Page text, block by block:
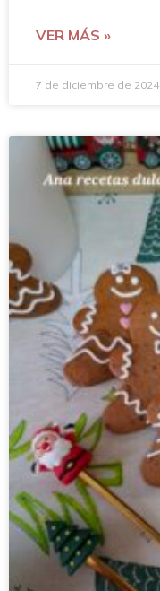
VER MÁS »
7 de diciembre de 2024